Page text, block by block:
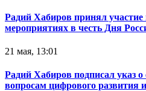
Радий Хабиров принял
мероприятиях в честь Дня
21 мая, 13:01
Радий Хабиров подписал указ о
вопросам цифрового развития